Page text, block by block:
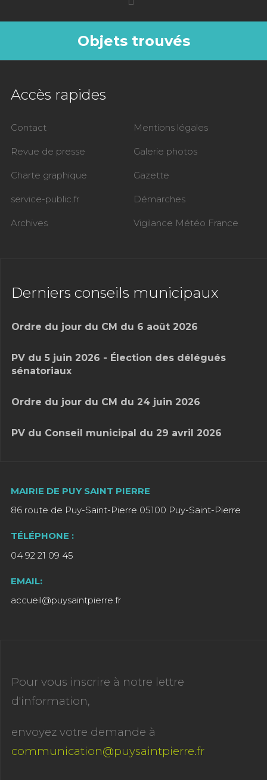
Objets trouvés
Accès rapides
Contact Mentions légales
Revue de presse Galerie photos
Charte graphique Gazette
service-public.fr Démarches
Archives Vigilance Météo France
Derniers conseils municipaux
Ordre du jour du CM du 6 août 2026
PV du 5 juin 2026 - Élection des délégués
sénatoriaux
Ordre du jour du CM du 24 juin 2026
PV du Conseil municipal du 29 avril 2026
MAIRIE DE PUY SAINT PIERRE
86 route de Puy-Saint-Pierre 05100 Puy-Saint-Pierre
TÉLÉPHONE :
04 92 21 09 45
EMAIL:
accueil@puysaintpierre.fr
Pour vous inscrire à notre lettre
d'information,
envoyez votre demande à
communication@puysaintpierre.fr